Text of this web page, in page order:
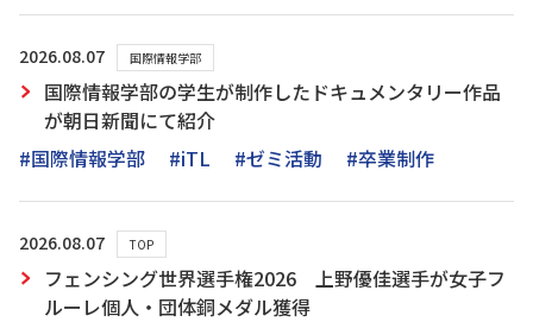
2026.08.07 国際情報学部
国際情報学部の学生が制作したドキュメンタリー作品
が朝日新聞にて紹介
#国際情報学部
#iTL #ゼミ活動 #卒業制作
2026.08.07 TOP
フェンシング世界選手権2026 上野優佳選手が女子フ
ルーレ個人・団体銅メダル獲得